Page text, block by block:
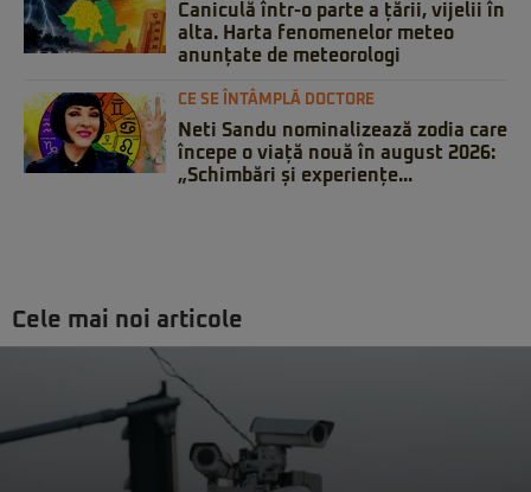
Caniculă într-o parte a țării, vijelii în
alta. Harta fenomenelor meteo
anunțate de meteorologi
CE SE ÎNTÂMPLĂ DOCTORE
Neti Sandu nominalizează zodia care
începe o viață nouă în august 2026:
„Schimbări și experiențe...
Cele mai noi articole